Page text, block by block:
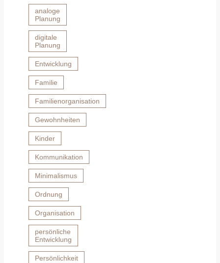
analoge
Planung
digitale
Planung
Entwicklung
Familie
Familienorganisation
Gewohnheiten
Kinder
Kommunikation
Minimalismus
Ordnung
Organisation
persönliche
Entwicklung
Persönlichkeit